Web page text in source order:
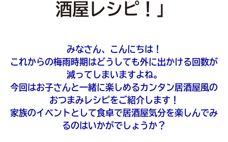
酒屋レシピ！」
みなさん、こんにちは！
これからの梅雨時期はどうしても外に出かける回数が
減ってしまいますよね。
今回はお子さんと一緒に楽しめるカンタン居酒屋風の
おつまみレシピをご紹介します！
家族のイベントとして食卓で居酒屋気分を楽しんでみ
るのはいかがでしょうか？